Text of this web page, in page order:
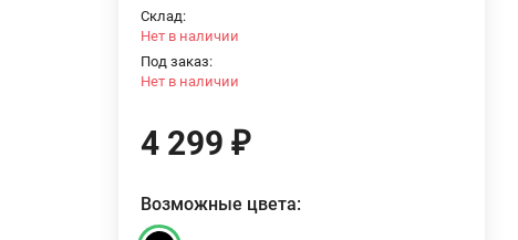
Склад:
Нет в наличии
Под заказ:
Нет в наличии
4 299₽
Возможные цвета: